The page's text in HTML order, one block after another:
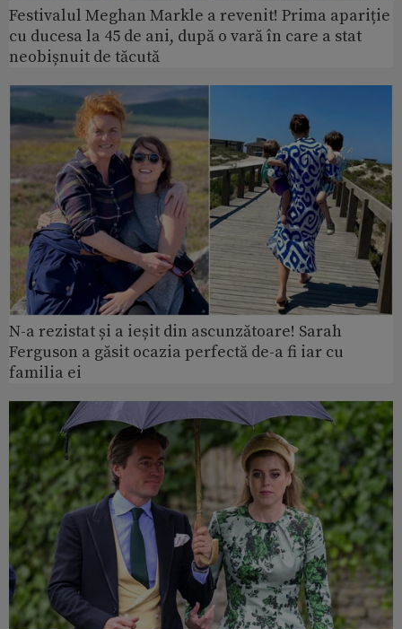
Festivalul Meghan Markle a revenit! Prima apariție
cu ducesa la 45 de ani, după o vară în care a stat
neobișnuit de tăcută
N-a rezistat și a ieșit din ascunzătoare! Sarah
Ferguson a găsit ocazia perfectă de-a fi iar cu
familia ei